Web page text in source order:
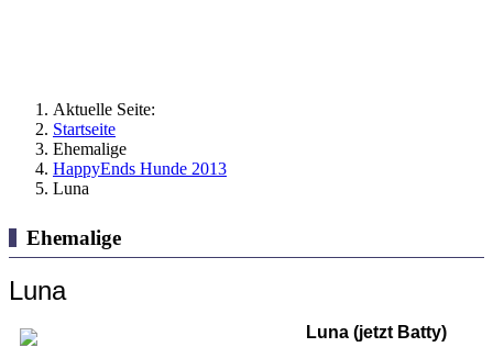
Aktuelle Seite:
Startseite
Ehemalige
HappyEnds Hunde 2013
Luna
Ehemalige
Luna
Luna (jetzt Batty)